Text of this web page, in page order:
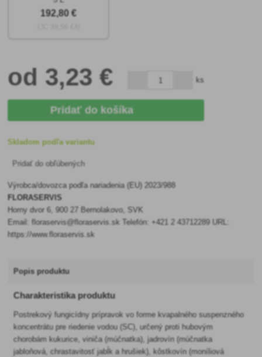
192,80 €
od 3,23 € ks
Pridať do košíka
Skladom podľa variantu
Pridať do obľúbených
Výrobca/dovozca podľa nariadenia (EU) 2023/988
FLORASERVIS
Horny dvor 6, 900 27 Bernolakovo, SVK
Email: floraservis@floraservis.sk Telefón: +421 2 43712289 URL:
https://www.floraservis.sk
Popis produktu
Charakteristika produktu
Postrekový fungicídny prípravok vo forme kvapalného suspenzného
koncentrátu pre riedenie vodou (SC), určený proti hubovým
chorobám kukurice, viniča (múčnatka), jadrovín (múčnatka
jabloňová, chrastavitosť jabĺk a hrušiek), kôstkovín (moníliová